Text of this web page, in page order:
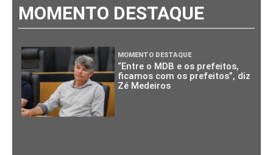
MOMENTO DESTAQUE
MOMENTO DESTAQUE
“Entre o MDB e os prefeitos,
ficamos com os prefeitos”, diz
Zé Medeiros